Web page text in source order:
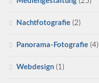
Nachtfotografie (2)
Panorama-Fotografie (4)
Webdesign (1)